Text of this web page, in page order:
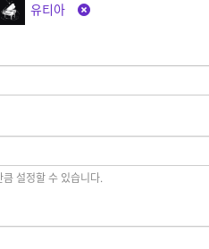
유티아
큼 설정할 수 있습니다.